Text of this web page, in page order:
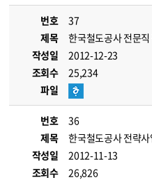
번호
37
제목
한국철도공사 전문직
작성일
2012-12-23
조회수
25,234
파일
번호
36
제목
한국철도공사 전략
작성일
2012-11-13
조회수
26,826